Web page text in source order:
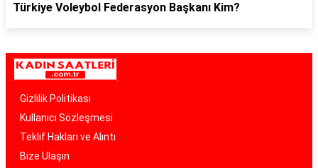
Türkiye Voleybol Federasyon Başkanı Kim?
Gizlilik Politikası
Kullanıcı Sözleşmesi
Teklif Hakları ve Alıntı
Bize Ulaşın